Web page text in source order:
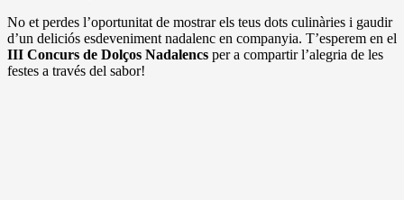
No et perdes l’oportunitat de mostrar els teus dots culinàries i gaudir
d’un deliciós esdeveniment nadalenc en companyia. T’esperem en el
III Concurs de Dolços Nadalencs per a compartir l’alegria de les
festes a través del sabor!